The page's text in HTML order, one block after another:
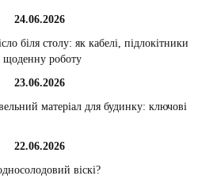
24.06.2026
біля столу: як кабелі, підлокітники
щоденну роботу
23.06.2026
матеріал для будинку: ключові
22.06.2026
віскі?